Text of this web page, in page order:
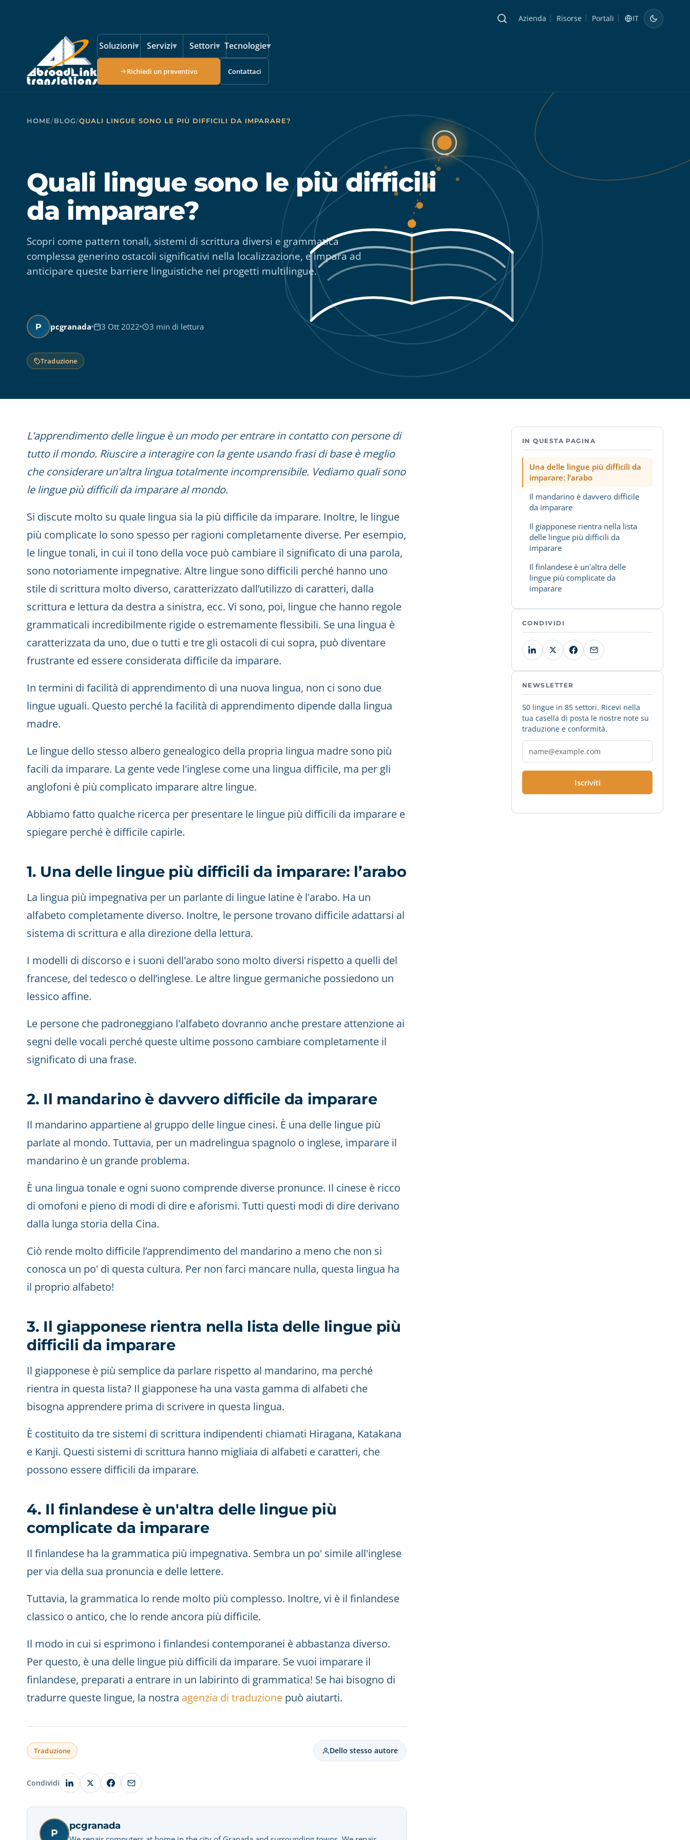
Azienda Risorse Portali IT
Soluzioni▾ Servizi▾ Settori▾ Tecnologie▾
Richiedi un preventivo Contattaci
HOME/BLOG/QUALI LINGUE SONO LE PIÙ DIFFICILI DA IMPARARE?
Quali lingue sono le più difficili
da imparare?
Scopri come pattern tonali, sistemi di scrittura diversi e grammatica
complessa generino ostacoli significativi nella localizzazione, e impara ad
anticipare queste barriere linguistiche nei progetti multilingue.
P pcgranada 3 Ott 2022 3 min di lettura
Traduzione
L'apprendimento delle lingue è un modo per entrare in contatto con persone di
tutto il mondo. Riuscire a interagire con la gente usando frasi di base è meglio
che considerare un'altra lingua totalmente incomprensibile. Vediamo quali sono
le lingue più difficili da imparare al mondo.
Si discute molto su quale lingua sia la più difficile da imparare. Inoltre, le lingue
più complicate lo sono spesso per ragioni completamente diverse. Per esempio,
le lingue tonali, in cui il tono della voce può cambiare il significato di una parola,
sono notoriamente impegnative. Altre lingue sono difficili perché hanno uno
stile di scrittura molto diverso, caratterizzato dall’utilizzo di caratteri, dalla
scrittura e lettura da destra a sinistra, ecc. Vi sono, poi, lingue che hanno regole
grammaticali incredibilmente rigide o estremamente flessibili. Se una lingua è
caratterizzata da uno, due o tutti e tre gli ostacoli di cui sopra, può diventare
frustrante ed essere considerata difficile da imparare.
In termini di facilità di apprendimento di una nuova lingua, non ci sono due
lingue uguali. Questo perché la facilità di apprendimento dipende dalla lingua
madre.
Le lingue dello stesso albero genealogico della propria lingua madre sono più
facili da imparare. La gente vede l'inglese come una lingua difficile, ma per gli
anglofoni è più complicato imparare altre lingue.
Abbiamo fatto qualche ricerca per presentare le lingue più difficili da imparare e
spiegare perché è difficile capirle.
1. Una delle lingue più difficili da imparare: l’arabo
La lingua più impegnativa per un parlante di lingue latine è l'arabo. Ha un
alfabeto completamente diverso. Inoltre, le persone trovano difficile adattarsi al
sistema di scrittura e alla direzione della lettura.
I modelli di discorso e i suoni dell'arabo sono molto diversi rispetto a quelli del
francese, del tedesco o dell’inglese. Le altre lingue germaniche possiedono un
lessico affine.
Le persone che padroneggiano l'alfabeto dovranno anche prestare attenzione ai
segni delle vocali perché queste ultime possono cambiare completamente il
significato di una frase.
2. Il mandarino è davvero difficile da imparare
Il mandarino appartiene al gruppo delle lingue cinesi. È una delle lingue più
parlate al mondo. Tuttavia, per un madrelingua spagnolo o inglese, imparare il
mandarino è un grande problema.
È una lingua tonale e ogni suono comprende diverse pronunce. Il cinese è ricco
di omofoni e pieno di modi di dire e aforismi. Tutti questi modi di dire derivano
dalla lunga storia della Cina.
Ciò rende molto difficile l’apprendimento del mandarino a meno che non si
conosca un po' di questa cultura. Per non farci mancare nulla, questa lingua ha
il proprio alfabeto!
3. Il giapponese rientra nella lista delle lingue più
difficili da imparare
Il giapponese è più semplice da parlare rispetto al mandarino, ma perché
rientra in questa lista? Il giapponese ha una vasta gamma di alfabeti che
bisogna apprendere prima di scrivere in questa lingua.
È costituito da tre sistemi di scrittura indipendenti chiamati Hiragana, Katakana
e Kanji. Questi sistemi di scrittura hanno migliaia di alfabeti e caratteri, che
possono essere difficili da imparare.
4. Il finlandese è un'altra delle lingue più
complicate da imparare
Il finlandese ha la grammatica più impegnativa. Sembra un po' simile all'inglese
per via della sua pronuncia e delle lettere.
Tuttavia, la grammatica lo rende molto più complesso. Inoltre, vi è il finlandese
classico o antico, che lo rende ancora più difficile.
Il modo in cui si esprimono i finlandesi contemporanei è abbastanza diverso.
Per questo, è una delle lingue più difficili da imparare. Se vuoi imparare il
finlandese, preparati a entrare in un labirinto di grammatica! Se hai bisogno di
tradurre queste lingue, la nostra agenzia di traduzione può aiutarti.
Traduzione Dello stesso autore
Condividi
P
pcgranada
IN QUESTA PAGINA
Una delle lingue più difficili da
imparare: l’arabo
Il mandarino è davvero difficile
da imparare
Il giapponese rientra nella lista
delle lingue più difficili da
imparare
Il finlandese è un'altra delle
lingue più complicate da
imparare
CONDIVIDI
NEWSLETTER
50 lingue in 85 settori. Ricevi nella
tua casella di posta le nostre note su
traduzione e conformità.
Iscriviti